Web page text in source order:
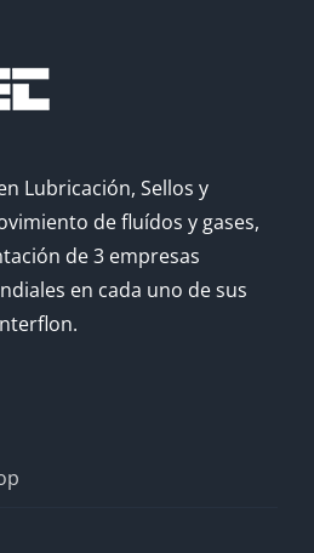
Lubricación, Sellos y
de fluídos y gases,
de 3 empresas
en cada uno de sus